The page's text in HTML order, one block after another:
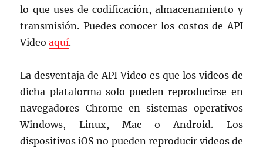
lo que uses de codificación, almacenamiento y
transmisión. Puedes conocer los costos de API
Videoaquí.
La desventaja de API Video es que los videos de
dicha plataforma solo pueden reproducirse en
navegadores Chrome en sistemas operativos
Windows, Linux, Mac o Android. Los
dispositivos iOS no pueden reproducir videos de